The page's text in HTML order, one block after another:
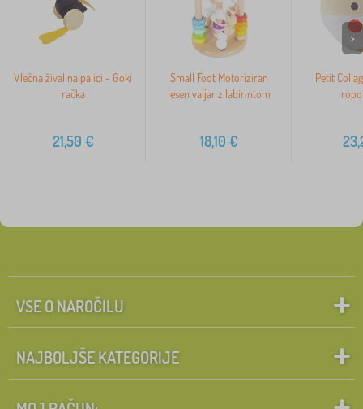
Vlečna žival na palici - Goki
račka
21,50 €
Small Foot Motoriziran
lesen valjar z labirintom
18,10 €
Petit
>
VSE O NAROČILU
NAJBOLJŠE KATEGORIJE